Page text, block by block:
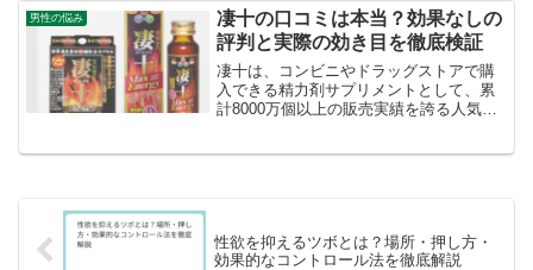
す。本記事では、女性向け精力剤の効果
や成分、正しい選び方、摂取...
男性の悩み
凄十の口コミは本当？効果なしの
評判と実際の効き目を徹底検証
凄十は、コンビニやドラッグストアで購
入できる精力剤サプリメントとして、累
計8000万個以上の販売実績を誇る人気商
性欲を抑えるツボとは？場所・押し方・
効果的なコントロール法を徹底解説